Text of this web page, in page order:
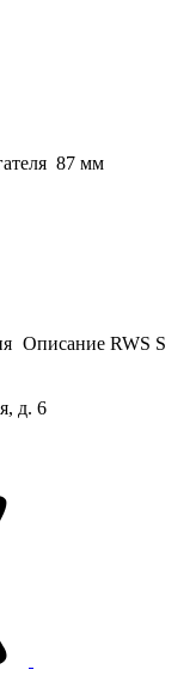
87 мм
Описание RWS S
д. 6